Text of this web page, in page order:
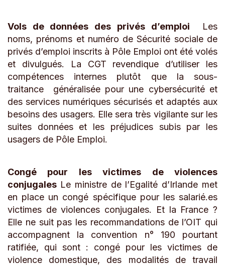
Vols de données des privés d’emploi Les
noms, prénoms et numéro de Sécurité sociale de
privés d’emploi inscrits à Pôle Emploi ont été volés
et divulgués. La CGT revendique d’utiliser les
compétences internes plutôt que la sous-
traitance généralisée pour une cybersécurité et
des services numériques sécurisés et adaptés aux
besoins des usagers. Elle sera très vigilante sur les
suites données et les préjudices subis par les
usagers de Pôle Emploi.
Congé pour les victimes de violences
conjugales Le ministre de l’Egalité d’Irlande met
en place un congé spécifique pour les salarié.es
victimes de violences conjugales. Et la France ?
Elle ne suit pas les recommandations de l’OIT qui
accompagnent la convention n° 190 pourtant
ratifiée, qui sont : congé pour les victimes de
violence domestique, des modalités de travail